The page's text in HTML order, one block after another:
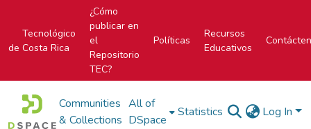
Tecnológico
de Costa Rica
¿Cómo
publicar en
el
Repositorio
TEC?
Políticas
Recursos
Educativos
Communities
& Collections
All of
DSpace
Statistics Log In